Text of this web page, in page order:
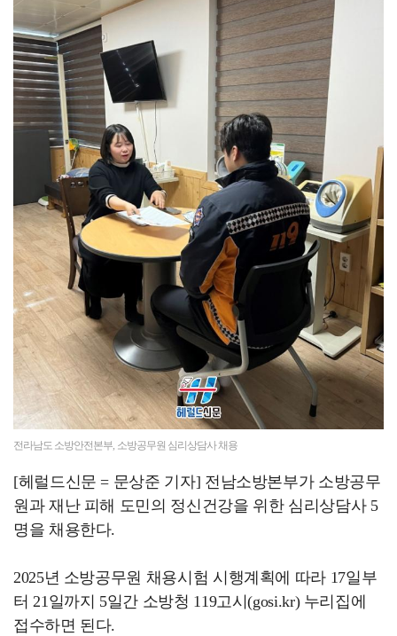
전라남도 소방안전본부, 소방공무원 심리상담사 채용
[헤럴드신문 = 문상준 기자] 전남소방본부가 소방공무
원과 재난 피해 도민의 정신건강을 위한 심리상담사 5
명을 채용한다.
2025년 소방공무원 채용시험 시행계획에 따라 17일부
터 21일까지 5일간 소방청 119고시(gosi.kr) 누리집에
접수하면 된다.